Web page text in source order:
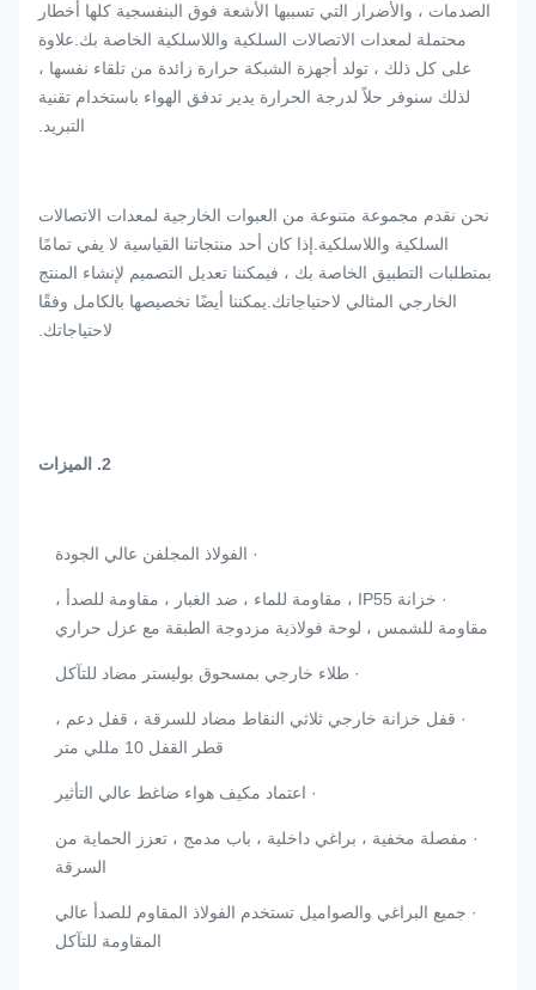
الصدمات ، والأضرار التي تسببها الأشعة فوق البنفسجية كلها أخطار
محتملة لمعدات الاتصالات السلكية واللاسلكية الخاصة بك.علاوة
على كل ذلك ، تولد أجهزة الشبكة حرارة زائدة من تلقاء نفسها ،
لذلك سنوفر حلاً لدرجة الحرارة يدير تدفق الهواء باستخدام تقنية
التبريد.
نحن نقدم مجموعة متنوعة من العبوات الخارجية لمعدات الاتصالات
السلكية واللاسلكية.إذا كان أحد منتجاتنا القياسية لا يفي تمامًا
بمتطلبات التطبيق الخاصة بك ، فيمكننا تعديل التصميم لإنشاء المنتج
الخارجي المثالي لاحتياجاتك.يمكننا أيضًا تخصيصها بالكامل وفقًا
لاحتياجاتك.
2. الميزات
· الفولاذ المجلفن عالي الجودة
· خزانة IP55 ، مقاومة للماء ، ضد الغبار ، مقاومة للصدأ ،
مقاومة للشمس ، لوحة فولاذية مزدوجة الطبقة مع عزل حراري
· طلاء خارجي بمسحوق بوليستر مضاد للتآكل
· قفل خزانة خارجي ثلاثي النقاط مضاد للسرقة ، قفل دعم ،
قطر القفل 10 مللي متر
· اعتماد مكيف هواء ضاغط عالي التأثير
· مفصلة مخفية ، براغي داخلية ، باب مدمج ، تعزز الحماية من
السرقة
· جميع البراغي والصواميل تستخدم الفولاذ المقاوم للصدأ عالي
المقاومة للتآكل